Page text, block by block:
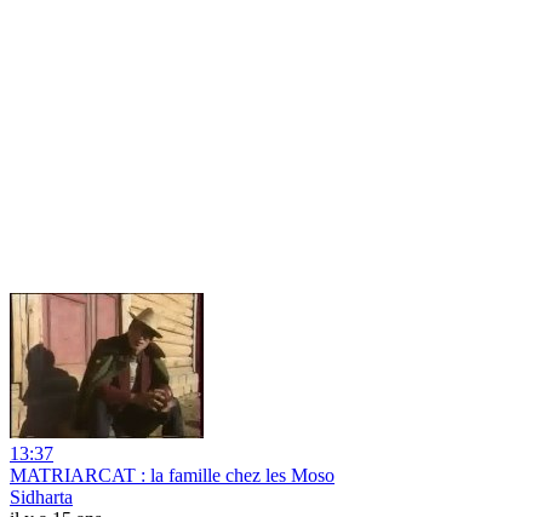
13:37
MATRIARCAT : la famille chez les Moso
Sidharta